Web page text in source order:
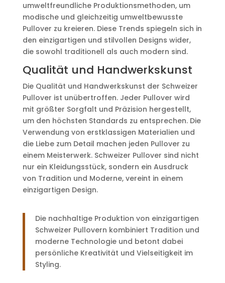
umweltfreundliche Produktionsmethoden, um
modische und gleichzeitig umweltbewusste
Pullover zu kreieren. Diese Trends spiegeln sich in
den einzigartigen und stilvollen Designs wider,
die sowohl traditionell als auch modern sind.
Qualität und Handwerkskunst
Die Qualität und Handwerkskunst der Schweizer
Pullover ist unübertroffen. Jeder Pullover wird
mit größter Sorgfalt und Präzision hergestellt,
um den höchsten Standards zu entsprechen. Die
Verwendung von erstklassigen Materialien und
die Liebe zum Detail machen jeden Pullover zu
einem Meisterwerk. Schweizer Pullover sind nicht
nur ein Kleidungsstück, sondern ein Ausdruck
von Tradition und Moderne, vereint in einem
einzigartigen Design.
Die nachhaltige Produktion von einzigartigen
Schweizer Pullovern kombiniert Tradition und
moderne Technologie und betont dabei
persönliche Kreativität und Vielseitigkeit im
Styling.